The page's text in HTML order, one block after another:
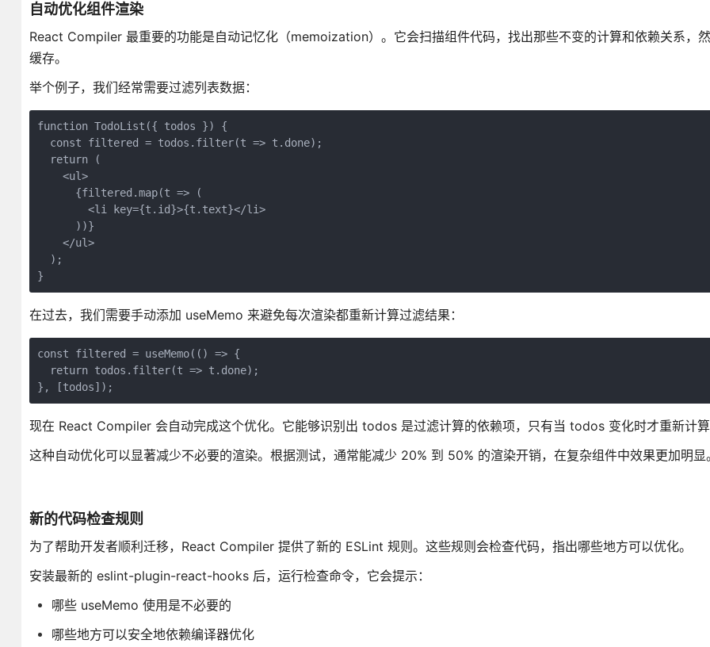
自动优化组件渲染
React Compiler 最重要的功能是自动记忆化（memoization）。它会扫描组件代码，找出那些不变的计算和依赖关系，
缓存。
举个例子，我们经常需要过滤列表数据：
function TodoList({ todos }) {
  const filtered = todos.filter(t => t.done);
  return (
    <ul>
      {filtered.map(t => (
        <li key={t.id}>{t.text}</li>
      ))}
    </ul>
  );
}
在过去，我们需要手动添加 useMemo 来避免每次渲染都重新计算过滤结果：
const filtered = useMemo(() => {
  return todos.filter(t => t.done);
}, [todos]);
现在 React Compiler 会自动完成这个优化。它能够识别出 todos 是过滤计算的依赖项，只有当 todos 变化时才重新计
这种自动优化可以显著减少不必要的渲染。根据测试，通常能减少 20% 到 50% 的渲染开销，在复杂组件中效果更加明显。
新的代码检查规则
为了帮助开发者顺利迁移，React Compiler 提供了新的 ESLint 规则。这些规则会检查代码，指出哪些地方可以优化。
安装最新的 eslint-plugin-react-hooks 后，运行检查命令，它会提示：
哪些 useMemo 使用是不必要的
哪些地方可以安全地依赖编译器优化